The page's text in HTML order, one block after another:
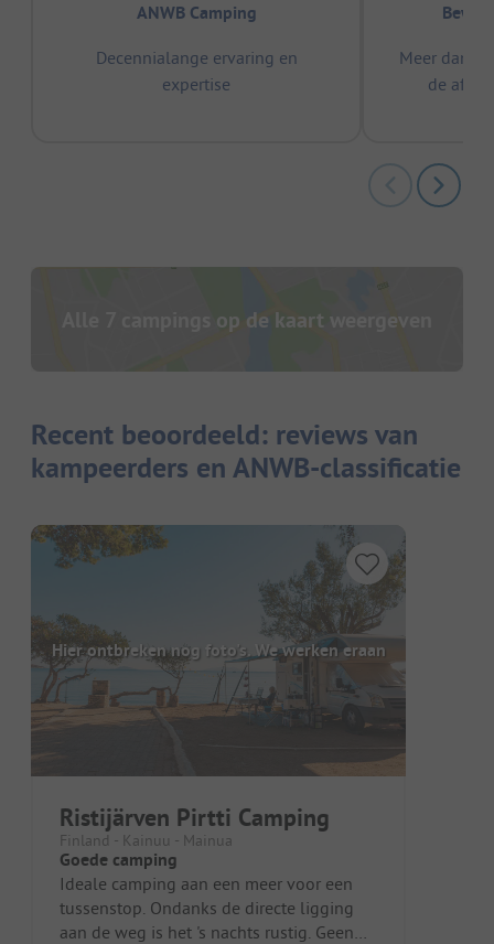
ANWB Camping
Decennialange ervaring en
expertise
Meer dan
de
Alle 7 campings op de kaart weergeven
Recent beoordeeld: reviews van
kampeerders en ANWB-classificatie
Hier ontbreken nog foto's. We werken eraan
Ristijärven Pirtti Camping
Finland - Kainuu - Mainua
Goede camping
Ideale camping aan een meer voor een
tussenstop. Ondanks de directe ligging
aan de weg is het 's nachts rustig. Geen